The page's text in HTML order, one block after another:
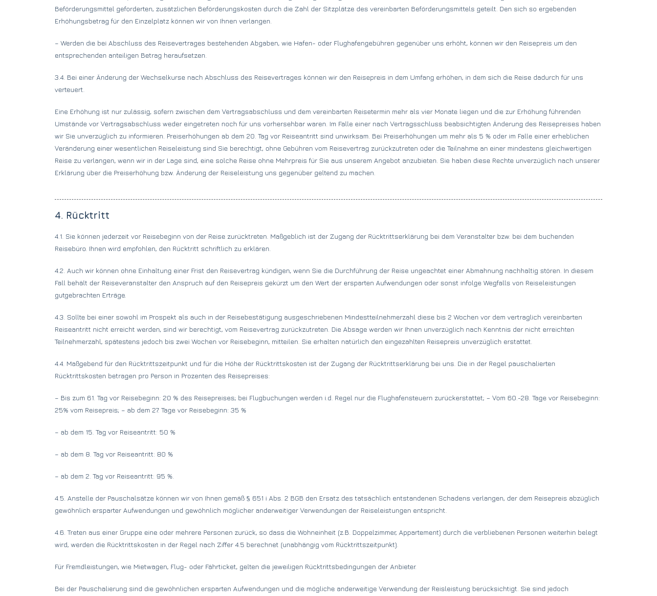
Beförderungsmittel geforderten, zusätzlichen Beförderungskosten durch die Zahl der Sitzplätze des vereinbarten Beförderungsmittels geteilt. Den sich so ergebenden
Erhöhungsbetrag für den Einzelplatz können wir von Ihnen verlangen.
– Werden die bei Abschluss des Reisevertrages bestehenden Abgaben, wie Hafen- oder Flughafengebühren gegenüber uns erhöht, können wir den Reisepreis um den
entsprechenden anteiligen Betrag heraufsetzen.
3.4. Bei einer Änderung der Wechselkurse nach Abschluss des Reisevertrages können wir den Reisepreis in dem Umfang erhöhen, in dem sich die Reise dadurch für uns
verteuert.
Eine Erhöhung ist nur zulässig, sofern zwischen dem Vertragsabschluss und dem vereinbarten Reisetermin mehr als vier Monate liegen und die zur Erhöhung führenden
Umstände vor Vertragsabschluss weder eingetreten noch für uns vorhersehbar waren. Im Falle einer nach Vertragsschluss beabsichtigten Änderung des Reisepreises haben
wir Sie unverzüglich zu informieren. Preiserhöhungen ab dem 20. Tag vor Reiseantritt sind unwirksam. Bei Preiserhöhungen um mehr als 5 % oder im Falle einer erheblichen
Veränderung einer wesentlichen Reiseleistung sind Sie berechtigt, ohne Gebühren vom Reisevertrag zurückzutreten oder die Teilnahme an einer mindestens gleichwertigen
Reise zu verlangen, wenn wir in der Lage sind, eine solche Reise ohne Mehrpreis für Sie aus unserem Angebot anzubieten. Sie haben diese Rechte unverzüglich nach unserer
Erklärung über die Preiserhöhung bzw. Änderung der Reiseleistung uns gegenüber geltend zu machen.
4. Rücktritt
4.1. Sie können jederzeit vor Reisebeginn von der Reise zurücktreten. Maßgeblich ist der Zugang der Rücktrittserklärung bei dem Veranstalter bzw. bei dem buchenden
Reisebüro. Ihnen wird empfohlen, den Rücktritt schriftlich zu erklären.
4.2. Auch wir können ohne Einhaltung einer Frist den Reisevertrag kündigen, wenn Sie die Durchführung der Reise ungeachtet einer Abmahnung nachhaltig stören. In diesem
Fall behält der Reiseveranstalter den Anspruch auf den Reisepreis gekürzt um den Wert der ersparten Aufwendungen oder sonst infolge Wegfalls von Reiseleistungen
gutgebrachten Erträge.
4.3. Sollte bei einer sowohl im Prospekt als auch in der Reisebestätigung ausgeschriebenen Mindestteilnehmerzahl diese bis 2 Wochen vor dem vertraglich vereinbarten
Reiseantritt nicht erreicht werden, sind wir berechtigt, vom Reisevertrag zurückzutreten. Die Absage werden wir Ihnen unverzüglich nach Kenntnis der nicht erreichten
Teilnehmerzahl, spätestens jedoch bis zwei Wochen vor Reisebeginn, mitteilen. Sie erhalten natürlich den eingezahlten Reisepreis unverzüglich erstattet.
4.4. Maßgebend für den Rücktrittszeitpunkt und für die Höhe der Rücktrittskosten ist der Zugang der Rücktrittserklärung bei uns. Die in der Regel pauschalierten
Rücktrittskosten betragen pro Person in Prozenten des Reisepreises:
– Bis zum 61. Tag vor Reisebeginn: 20 % des Reisepreises; bei Flugbuchungen werden i.d. Regel nur die Flughafensteuern zurückerstattet; – Vom 60.-28. Tage vor Reisebeginn:
25% vom Reisepreis; – ab dem 27. Tage vor Reisebeginn: 35 %
– ab dem 15. Tag vor Reiseantritt: 50 %
– ab dem 8. Tag vor Reiseantritt: 80 %
– ab dem 2. Tag vor Reiseantritt: 95 %.
4.5. Anstelle der Pauschalsätze können wir von Ihnen gemäß § 651 i Abs. 2 BGB den Ersatz des tatsächlich entstandenen Schadens verlangen, der dem Reisepreis abzüglich
gewöhnlich ersparter Aufwendungen und gewöhnlich möglicher anderweitiger Verwendungen der Reiseleistungen entspricht.
4.6. Treten aus einer Gruppe eine oder mehrere Personen zurück, so dass die Wohneinheit (z.B. Doppelzimmer, Appartement) durch die verbliebenen Personen weiterhin belegt
wird, werden die Rücktrittskosten in der Regel nach Ziffer 4.5 berechnet (unabhängig vom Rücktrittszeitpunkt).
Für Fremdleistungen, wie Mietwagen, Flug- oder Fährticket, gelten die jeweiligen Rücktrittsbedingungen der Anbieter.
Bei der Pauschalierung sind die gewöhnlichen ersparten Aufwendungen und die mögliche anderweitige Verwendung der Reisleistung berücksichtigt. Sie sind jedoch